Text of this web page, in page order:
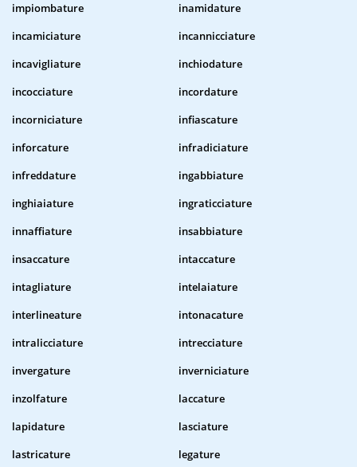
impiombature
inamidature
incamiciature
incannicciature
incavigliature
inchiodature
incocciature
incordature
incorniciature
infiascature
inforcature
infradiciature
infreddature
ingabbiature
inghiaiature
ingraticciature
innaffiature
insabbiature
insaccature
intaccature
intagliature
intelaiature
interlineature
intonacature
intralicciature
intrecciature
invergature
inverniciature
inzolfature
laccature
lapidature
lasciature
lastricature
legature